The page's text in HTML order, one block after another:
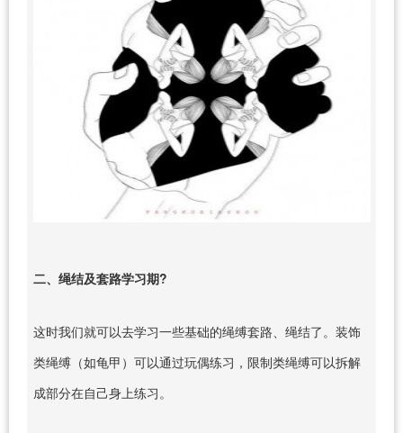
二、绳结及套路学习期?
这时我们就可以去学习一些基础的绳缚套路、绳结了。装饰
类绳缚（如龟甲）可以通过玩偶练习，限制类绳缚可以拆解
成部分在自己身上练习。